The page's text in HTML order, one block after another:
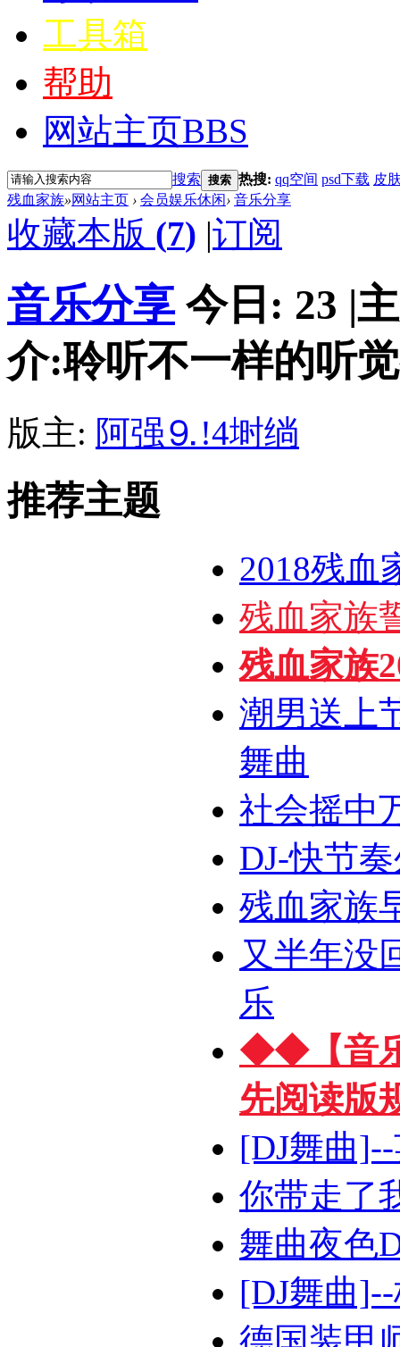
工具箱
帮助
网站主页BBS
搜索 搜索 热搜: qq空间 psd下载 皮
残血家族»网站主页 › 会员娱乐休闲› 音乐分享
收藏本版 (7) |订阅
音乐分享 今日: 23 |
介:聆听不一样的听
版主: 阿强⒐!4埘绱
推荐主题
2018残血
残血家族
残血家族
潮男送上
舞曲
社会摇中
DJ-快节
残血家族
又半年没
乐
◆◆【音
先阅读版
[DJ舞曲
你带走了
舞曲夜色
[DJ舞曲